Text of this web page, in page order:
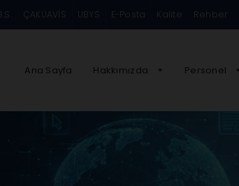
ÇAKÜAVİS UBYS E-Posta Kalite Rehber
Ana Sayfa Hakkımızda Personel